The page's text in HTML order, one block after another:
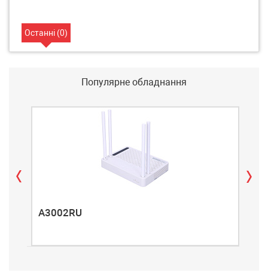
Останні (0)
Популярне обладнання
A3002RU